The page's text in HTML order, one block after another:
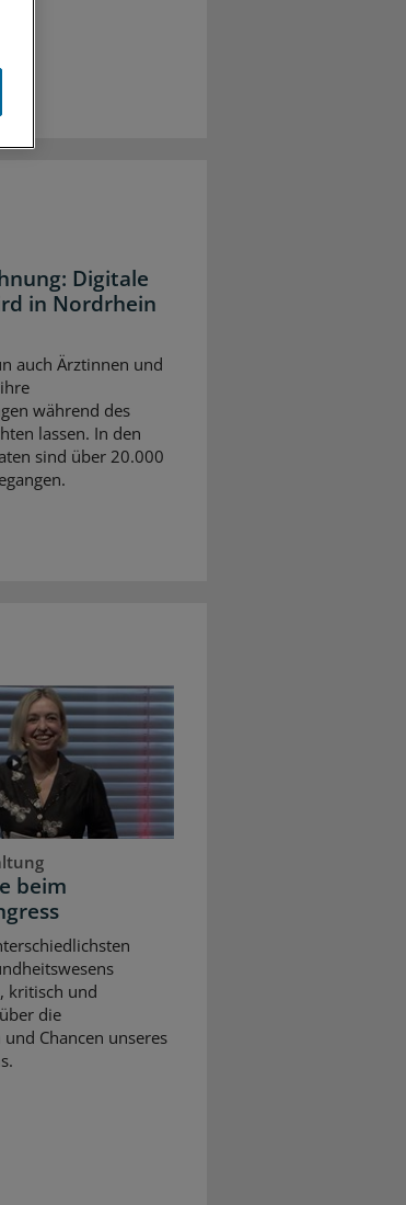
Digitale
in Nordrhein
auch Ärztinnen und
während des
lassen. In den
sind über 20.000
beim
kritisch und
die
Chancen unseres